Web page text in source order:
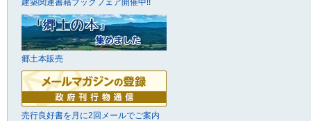
建築関連書籍ブックフェア開催中!!
郷土本販売
売行良好書を月に2回メールでご案内